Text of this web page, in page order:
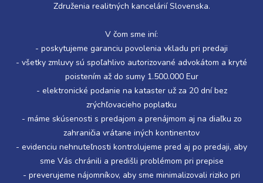
Združenia realitných kancelárií Slovenska.
V čom sme iní:
- poskytujeme garanciu povolenia vkladu pri predaji
- všetky zmluvy sú spoľahlivo autorizované advokátom a kryté
poistením až do sumy 1.500.000 Eur
- elektronické podanie na kataster už za 20 dní bez
zrýchľovacieho poplatku
- máme skúsenosti s predajom a prenájmom aj na diaľku zo
zahraničia vrátane iných kontinentov
- evidenciu nehnuteľnosti kontrolujeme pred aj po predaji, aby
sme Vás chránili a predišli problémom pri prepise
- preverujeme nájomníkov, aby sme minimalizovali riziko pri